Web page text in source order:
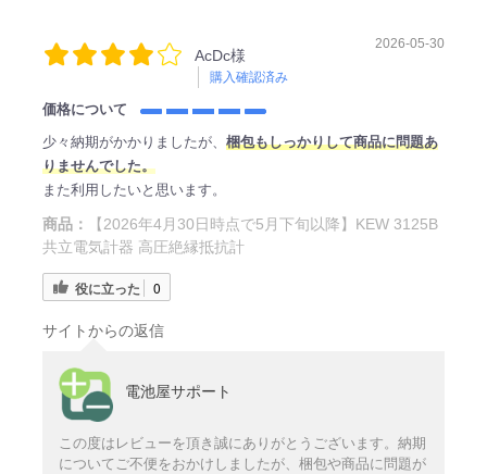
AcDc様
購入確認済み
2026-05-30
価格について
少々納期がかかりましたが、 梱包もしっかりして商品に問題あ
りませんでした。
また利用したいと思います。
商品：
【2026年4月30日時点で5月下旬以降】KEW 3125B
共立電気計器 高圧絶縁抵抗計
役に立った 0
サイトからの返信
電池屋サポート
この度はレビューを頂き誠にありがとうございます。納期
についてご不便をおかけしましたが、梱包や商品に問題が